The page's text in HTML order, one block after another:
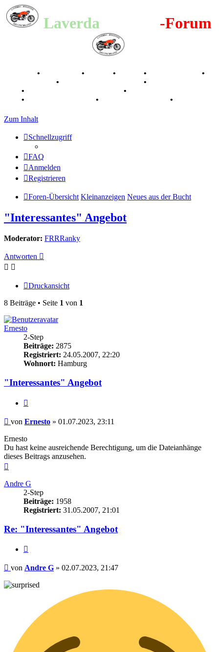
Laverda -Forum
• • • •
•
• •
• •
• • •
Zum Inhalt
Schnellzugriff
FAQ
Anmelden
Registrieren
Foren-Übersicht Kleinanzeigen Neues aus der Bucht
"Interessantes" Angebot
Moderator: FRRRanky
Antworten
Druckansicht
8 Beiträge • Seite 1 von 1
Ernesto
2-Step
Beiträge: 2875
Registriert: 24.05.2007, 22:20
Wohnort: Hamburg
"Interessantes" Angebot
Beitrag
von Ernesto » 01.07.2023, 23:11
Ernesto
Du hast keine ausreichende Berechtigung, um die Dateianhänge
dieses Beitrags anzusehen.
Andre G
2-Step
Beiträge: 1958
Registriert: 31.05.2007, 21:01
Re: "Interessantes" Angebot
Beitrag
von Andre G » 02.07.2023, 21:47